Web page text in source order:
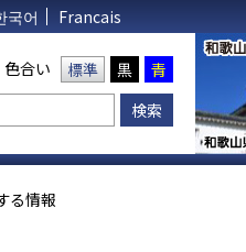
국어 Francais
色合い 標準 黒 青
る情報